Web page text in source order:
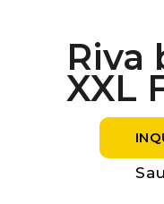
Riva
XXL